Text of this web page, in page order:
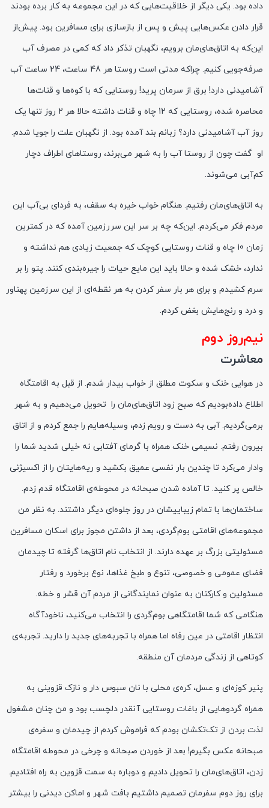
داده بود. یکی دیگر از خلاقیت‌هایی که در این مجموعه به کار برده بودند
قرار دادن عکس‌هایی پیش و پس از بازسازی برای مسافرین بود. پیش‌از
این‌که به اتاق‌های‌مان برویم، نگهبان تذکر داد که کمی در مصرف آب
صرفه‌جویی کنیم. چراکه مدتی است روستا هر 48 ساعت، 24 ساعت آب
آشامیدنی دارد! برق از سرمان پرید! روستایی که با کوه‌ها و قنات‌ها
محاصره شده، روستایی که 12 چاه و قنات داشته حالا هر 2 روز تنها یک
روز آب آشامیدنی دارد؟ زبانم بند آمده بود. از نگهبان علت را جویا شدم.
او گفت چون از روستا آب را به شهر می‌برند، روستاهای اطراف دچار
کم‌آبی می‌شوند.
به اتاق‌های‌مان رفتیم. هنگام خواب خیره به سقف، به فردای بی‎‌آب این
مردم فکر می‌کردم. این‌که چه بر سر این سررزمین آمده که در کمترین
زمان 10 چاه و قنات روستایی کوچک که جمعیت زیادی هم نداشته و
ندارد، خشک شده و حالا باید این مایع حیات را جیره‌بندی کنند. پتو را بر
سرم کشیدم و برای هر بار سفر کردن به هر نقطه‌ای از این سرزمین پهناور
و درد و رنج‌هایش بغض کردم.
نیم‌روز دوم
معاشرت
در هوایی خنک و سکوت مطلق از خواب بیدار شدم. از قبل به اقامتگاه
اطلاع داده‌بودیم که صبح زود اتاق‌های‌مان را تحویل می‌دهیم و به شهر
برمی‌گردیم. آبی به دست و رویم زدم، وسیله‌هایم را جمع کردم و از اتاق
بیرون رفتم. نسیمی خنک همراه با گرمای آفتابی نه خیلی شدید شما را
وادار می‌کرد تا چندین بار نفسی عمیق بکشید و ریه‌هایتان را از اکسیژنی
خالص پر کنید. تا آماده شدن صبحانه در محوطه‌ی اقامتگاه قدم زدم.
ساختمان‌ها با تمام زیباییشان در روز جلوه‌ای دیگر داشتند. به نظر من
مجموعه‌های اقامتی بوم‌گردی، بعد از داشتن مجوز برای اسکان مسافرین
مسئولیتی بزرگ بر عهده دارند. از انتخاب نام اتاق‌ها گرفته تا چیدمان
فضای عمومی و خصوصی، تنوع و طبخ غذاها، نوع برخورد و رفتار
مسئولین و کارکنان به عنوان نمایندگانی از مردم آن قشر و خطه.
هنگامی که شما اقامتگاهی بوم‌گردی را انتخاب می‌کنید، ناخودآگاه
انتظار اقامتی در عین رفاه اما همراه با تجربه‌های جدید را دارید. تجربه‌ی
کوتاهی از زندگی مردمان آن منطقه.
پنیر کوزه‌ای و عسل، کره‌ی محلی با نان سبوس دار و نازک قزوینی به
همراه گردوهایی از باغات روستایی آنقدر دلچسب بود و من چنان مشغول
لذت بردن از تک‌تکشان بودم که فراموش کردم از چیدمان و سفره‌ی
صبحانه عکس بگیرم! بعد از خوردن صبحانه و چرخی در محوطه اقامتگاه
زدن، اتاق‌های‌مان را تحویل دادیم و دوباره به سمت قزوین به راه افتادیم.
برای روز دوم سفرمان تصمیم داشتیم بافت شهر و اماکن دیدنی را بیشتر